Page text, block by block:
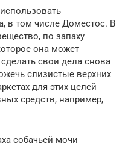
в том числе Доместос. В
по запаху
она может
свои дела снова
слизистые верхних
для этих целей
средств, например,
собачьей мочи